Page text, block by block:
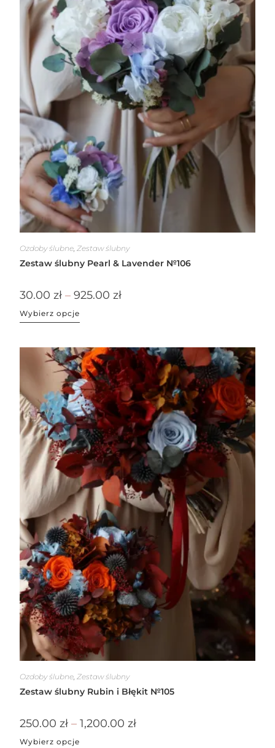
Ozdoby ślubne Zestaw ślubny
Zestaw ślubny Pearl & Lavender №106
30.00zł – 925.00zł
Wybierz opcje
Ozdoby ślubne Zestaw ślubny
Zestaw ślubny Rubin i Błękit №105
250.00zł – 1,200.00zł
Wybierz opcje